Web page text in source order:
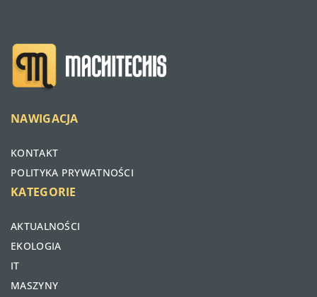
NAWIGACJA
KONTAKT
POLITYKA PRYWATNOŚCI
KATEGORIE
AKTUALNOŚCI
EKOLOGIA
IT
MASZYNY